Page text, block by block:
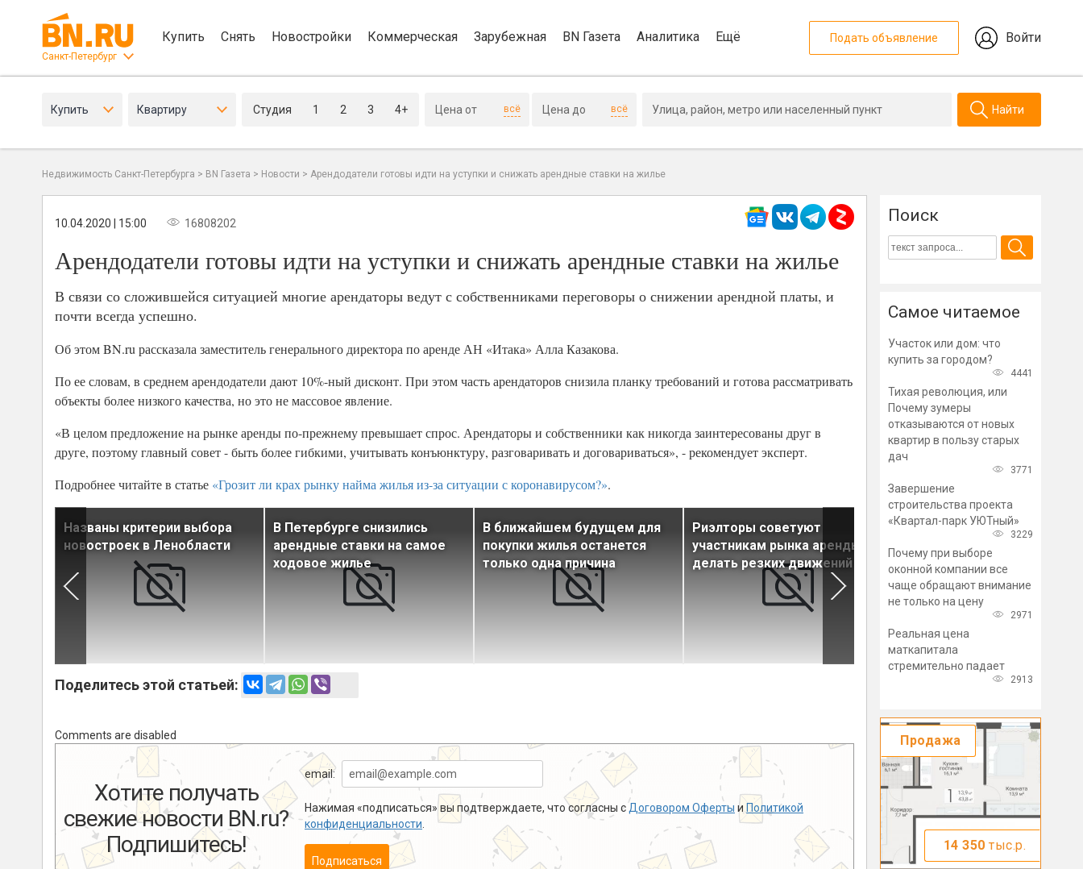
Санкт-Петербург
Купить Снять Новостройки Коммерческая Зарубежная BN Газета Аналитика Ещё Подать объявление Войти
Купить Квартиру Студия 1 2 3 4+ всё всё Найти
Недвижимость Санкт-Петербурга > BN Газета > Новости > Арендодатели готовы идти на уступки и снижать арендные ставки на жилье
10.04.2020 | 15:00 16808202
Арендодатели готовы идти на уступки и снижать арендные ставки на жилье
В связи со сложившейся ситуацией многие арендаторы ведут с собственниками переговоры о снижении арендной платы, и
почти всегда успешно.
Об этом BN.ru рассказала заместитель генерального директора по аренде АН «Итака» Алла Казакова.
По ее словам, в среднем арендодатели дают 10%-ный дисконт. При этом часть арендаторов снизила планку требований и готова рассматривать
объекты более низкого качества, но это не массовое явление.
«В целом предложение на рынке аренды по-прежнему превышает спрос. Арендаторы и собственники как никогда заинтересованы друг в
друге, поэтому главный совет - быть более гибкими, учитывать конъюнктуру, разговаривать и договариваться», - рекомендует эксперт.
Подробнее читайте в статье «Грозит ли крах рынку найма жилья из-за ситуации с коронавирусом?».
Названы критерии выбора
новостроек в Ленобласти
В Петербурге снизились
арендные ставки на самое
ходовое жилье
В ближайшем будущем для
покупки жилья останется
только одна причина
Риэлторы советуют
участникам рынка аренды не
делать резких движений
Количество сделок на
первичном рынке не
сократилось из-за
коронавируса
Поделитесь этой статьей:
Comments are disabled
Хотите получать
свежие новости BN.ru?
Подпишитесь!
email:
Нажимая «подписаться» вы подтверждаете, что согласны с Договором Оферты и Политикой
конфиденциальности
Подписаться
Поиск
Самое читаемое
Участок или дом: что
купить за городом?
4441
Тихая революция, или
Почему зумеры
отказываются от новых
квартир в пользу старых
дач
3771
Завершение
строительства проекта
«Квартал-парк УЮТный»
3229
Почему при выборе
оконной компании все
чаще обращают внимание
не только на цену
2971
Реальная цена
маткапитала
стремительно падает
2913
Продажа
14 350 тыс.р.